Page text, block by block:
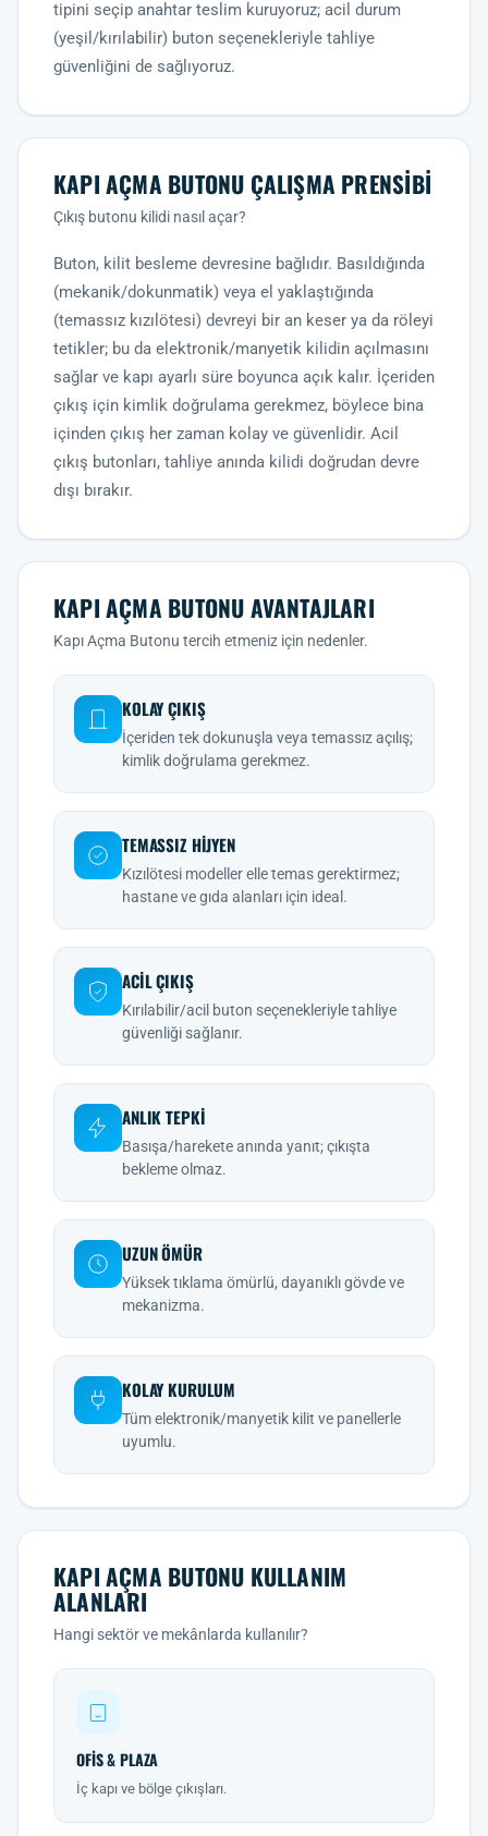
tipini seçip anahtar teslim kuruyoruz; acil durum
(yeşil/kırılabilir) buton seçenekleriyle tahliye
güvenliğini de sağlıyoruz.
KAPI AÇMA BUTONU ÇALIŞMA PRENSIBI
Çıkış butonu kilidi nasıl açar?
Buton, kilit besleme devresine bağlıdır. Basıldığında
(mekanik/dokunmatik) veya el yaklaştığında
(temassız kızılötesi) devreyi bir an keser ya da röleyi
tetikler; bu da elektronik/manyetik kilidin açılmasını
sağlar ve kapı ayarlı süre boyunca açık kalır. İçeriden
çıkış için kimlik doğrulama gerekmez, böylece bina
içinden çıkış her zaman kolay ve güvenlidir. Acil
çıkış butonları, tahliye anında kilidi doğrudan devre
dışı bırakır.
KAPI AÇMA BUTONU AVANTAJLARI
Kapı Açma Butonu tercih etmeniz için nedenler.
KOLAY ÇIKIŞ
İçeriden tek dokunuşla veya temassız açılış;
kimlik doğrulama gerekmez.
TEMASSIZ HIJYEN
Kızılötesi modeller elle temas gerektirmez;
hastane ve gıda alanları için ideal.
ACIL ÇIKIŞ
Kırılabilir/acil buton seçenekleriyle tahliye
güvenliği sağlanır.
ANLIK TEPKI
Basışa/harekete anında yanıt; çıkışta
bekleme olmaz.
UZUN ÖMÜR
Yüksek tıklama ömürlü, dayanıklı gövde ve
mekanizma.
KOLAY KURULUM
Tüm elektronik/manyetik kilit ve panellerle
uyumlu.
KAPI AÇMA BUTONU KULLANIM
ALANLARI
Hangi sektör ve mekânlarda kullanılır?
OFIS & PLAZA
İç kapı ve bölge çıkışları.